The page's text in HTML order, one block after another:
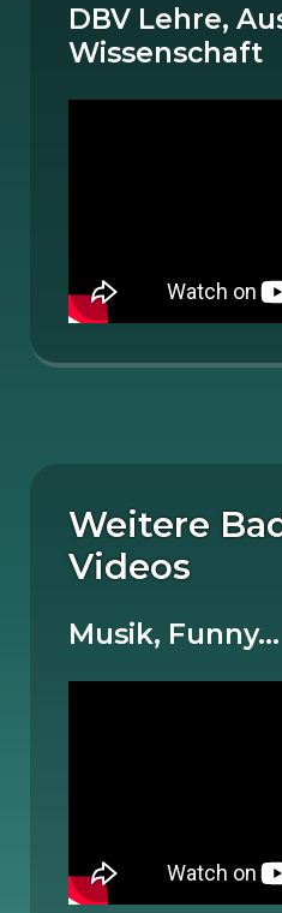
DBV Lehre,
Wissenschaft
Weitere
Videos
Musik, Funny…